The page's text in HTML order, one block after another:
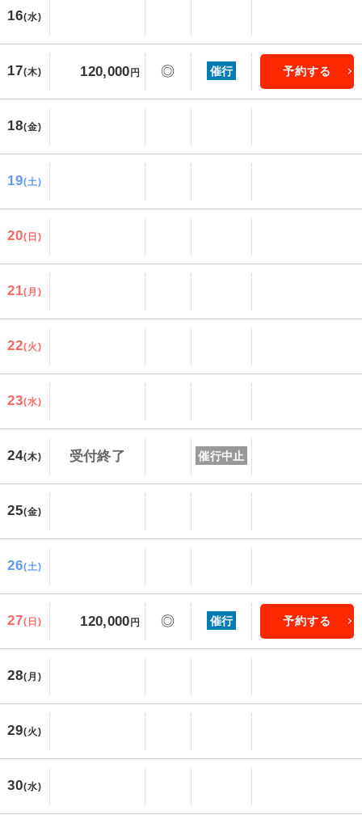
16(水)
17(木) 120,000円 ◎ 催行 予約する
18(金)
19(土)
20(日)
21(月)
22(火)
23(水)
24(木) 受付終了 催行中止
25(金)
26(土)
27(日) 120,000円 ◎ 催行 予約する
28(月)
29(火)
30(水)